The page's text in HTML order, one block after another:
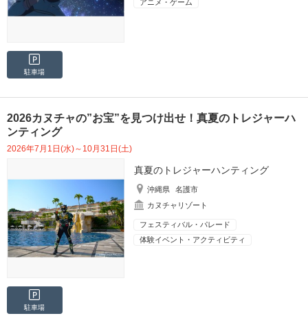
アニメ・ゲーム
駐車場
2026カヌチャの”お宝”を見つけ出せ！真夏のトレジャーハ
ンティング
2026年7月1日(水)～10月31日(土)
真夏のトレジャーハンティング
沖縄県
名護市
カヌチャリゾート
フェスティバル・パレード
体験イベント・アクティビティ
駐車場